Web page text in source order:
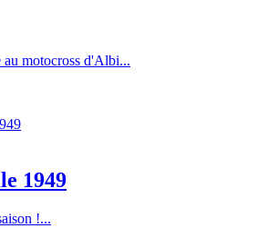
motocross d'Albi...
1949
!...